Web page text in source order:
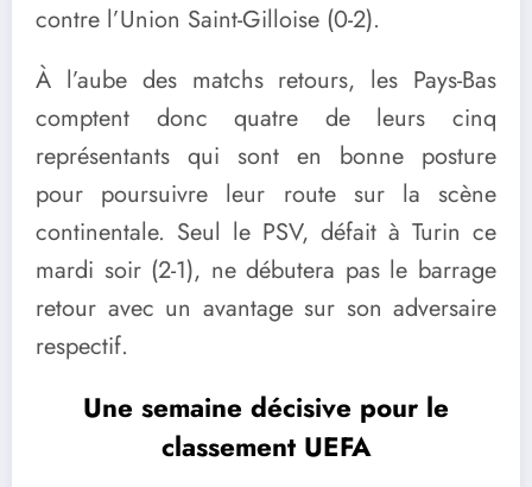
contre l’Union Saint-Gilloise (0-2).
À l’aube des matchs retours, les Pays-Bas
comptent donc quatre de leurs cinq
représentants qui sont en bonne posture
pour poursuivre leur route sur la scène
continentale. Seul le PSV, défait à Turin ce
mardi soir (2-1), ne débutera pas le barrage
retour avec un avantage sur son adversaire
respectif.
Une semaine décisive pour le
classement UEFA